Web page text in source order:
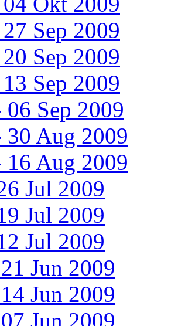
Sep 2009
Sep 2009
Sep 2009
Sep 2009
30 Aug 2009
16 Aug 2009
Jul 2009
Jul 2009
Jul 2009
Jun 2009
Jun 2009
Jun 2009